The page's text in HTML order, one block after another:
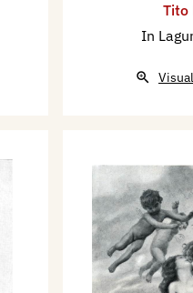
Tito
In